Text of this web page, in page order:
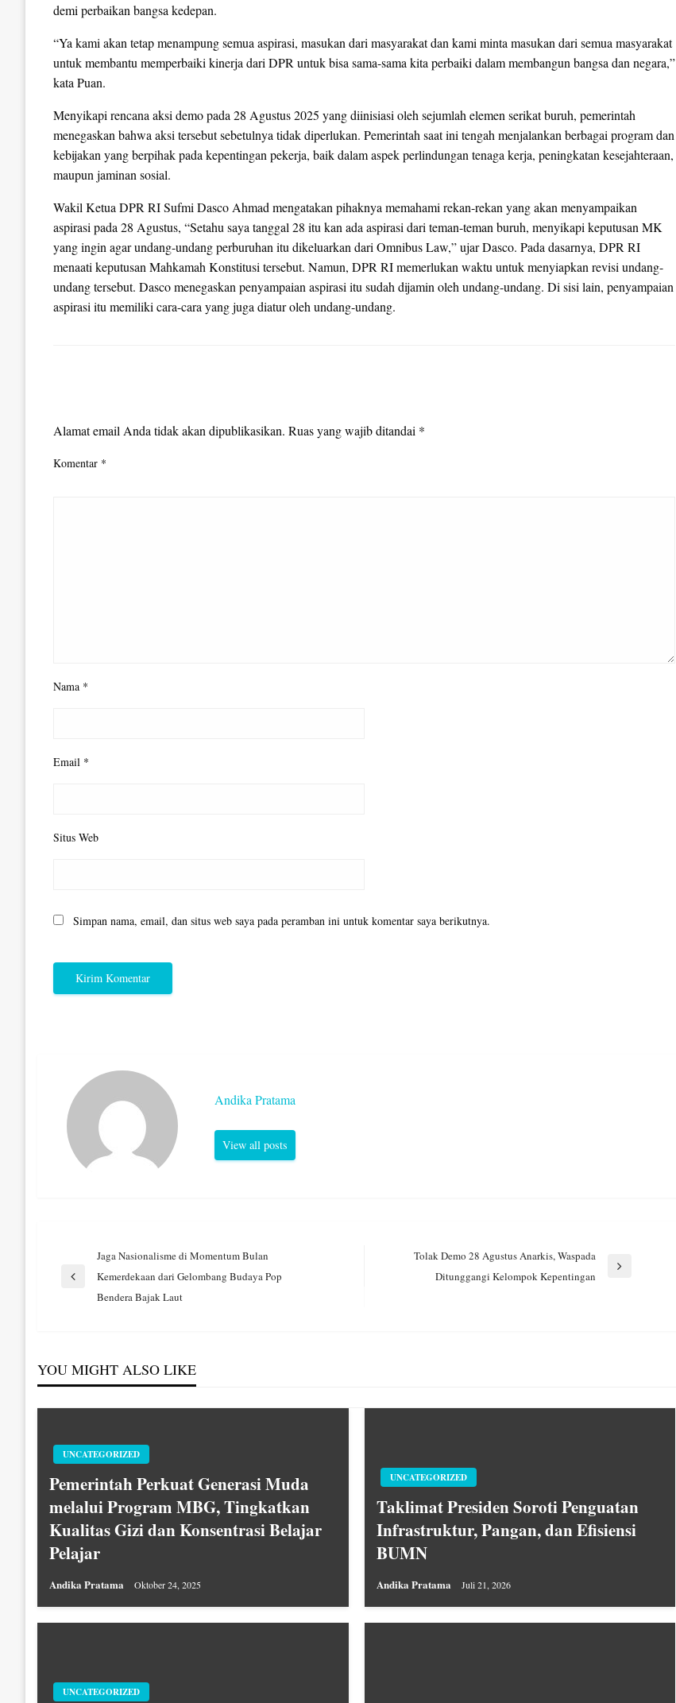
demi perbaikan bangsa kedepan.
“Ya kami akan tetap menampung semua aspirasi, masukan dari masyarakat dan kami minta masukan dari semua masyarakat
untuk membantu memperbaiki kinerja dari DPR untuk bisa sama-sama kita perbaiki dalam membangun bangsa dan negara,”
kata Puan.
Menyikapi rencana aksi demo pada 28 Agustus 2025 yang diinisiasi oleh sejumlah elemen serikat buruh, pemerintah
menegaskan bahwa aksi tersebut sebetulnya tidak diperlukan. Pemerintah saat ini tengah menjalankan berbagai program dan
kebijakan yang berpihak pada kepentingan pekerja, baik dalam aspek perlindungan tenaga kerja, peningkatan kesejahteraan,
maupun jaminan sosial.
Wakil Ketua DPR RI Sufmi Dasco Ahmad mengatakan pihaknya memahami rekan-rekan yang akan menyampaikan
aspirasi pada 28 Agustus, “Setahu saya tanggal 28 itu kan ada aspirasi dari teman-teman buruh, menyikapi keputusan MK
yang ingin agar undang-undang perburuhan itu dikeluarkan dari Omnibus Law,” ujar Dasco. Pada dasarnya, DPR RI
menaati keputusan Mahkamah Konstitusi tersebut. Namun, DPR RI memerlukan waktu untuk menyiapkan revisi undang-
undang tersebut. Dasco menegaskan penyampaian aspirasi itu sudah dijamin oleh undang-undang. Di sisi lain, penyampaian
aspirasi itu memiliki cara-cara yang juga diatur oleh undang-undang.
Alamat email Anda tidak akan dipublikasikan. Ruas yang wajib ditandai *
Komentar *
Nama *
Email *
Situs Web
Simpan nama, email, dan situs web saya pada peramban ini untuk komentar saya berikutnya.
Andika Pratama
View all posts
Navigasi
pos
Previous
Jaga Nasionalisme di Momentum Bulan
Kemerdekaan dari Gelombang Budaya Pop
Bendera Bajak Laut
Tolak Demo 28 Agustus Anarkis, Waspada
Ditunggangi Kelompok Kepentingan
YOU MIGHT ALSO LIKE
UNCATEGORIZED
Pemerintah Perkuat Generasi Muda
melalui Program MBG, Tingkatkan
Kualitas Gizi dan Konsentrasi Belajar
Pelajar
Andika Pratama Oktober 24, 2025
UNCATEGORIZED
Taklimat Presiden Soroti Penguatan
Infrastruktur, Pangan, dan Efisiensi
BUMN
Andika Pratama Juli 21, 2026
UNCATEGORIZED